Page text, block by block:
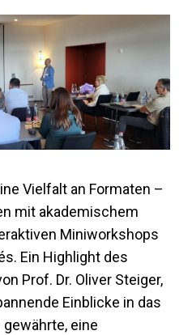
Vielfalt an Formaten –
mit akademischem
Miniworkshops
Ein Highlight des
Prof. Dr. Oliver Steiger,
Einblicke in das
eine